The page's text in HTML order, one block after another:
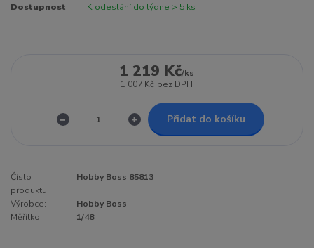
Dostupnost K odeslání do týdne > 5 ks
1 219 Kč/ks
1 007 Kč bez DPH
Přidat do košíku
Číslo
produktu:
Hobby Boss 85813
Výrobce:
Hobby Boss
Měřítko:
1/48